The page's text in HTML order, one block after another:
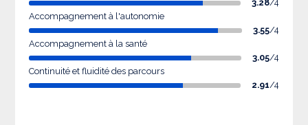
3.28/4
Accompagnement à l'autonomie
3.55/4
Accompagnement à la santé
3.05/4
Continuité et fluidité des parcours
2.91/4